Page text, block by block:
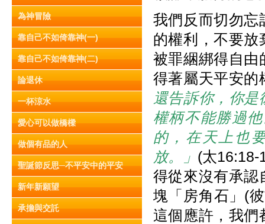
為神冒險
靠自己不如倚靠神(一)
靠自己不如倚靠神(二)
論退休
一杯涼水
愛心可以做橋樑
做個有品的人
聖誕節反思─不平安中的平安
新年新願望
承擔與交託
我們反而切勿忘
的權利，不要放
被罪綑綁得自由
得著屬天平安
還告訴你，你
權柄不能勝過
的，在天上也
放。」 (太16:18-
得從來沒有承認
塊「房角石」(
這個應許，我們